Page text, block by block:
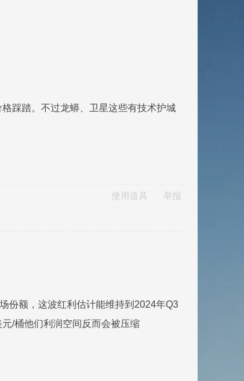
踩踏。不过龙蟒、卫星这些有技术护城
使用道具 举报
份额，这波红利估计能维持到2024年Q3
/桶他们利润空间反而会被压缩